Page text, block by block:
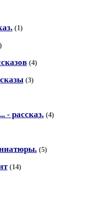
(1)
(4)
(3)
- рассказ. (4)
(5)
(14)